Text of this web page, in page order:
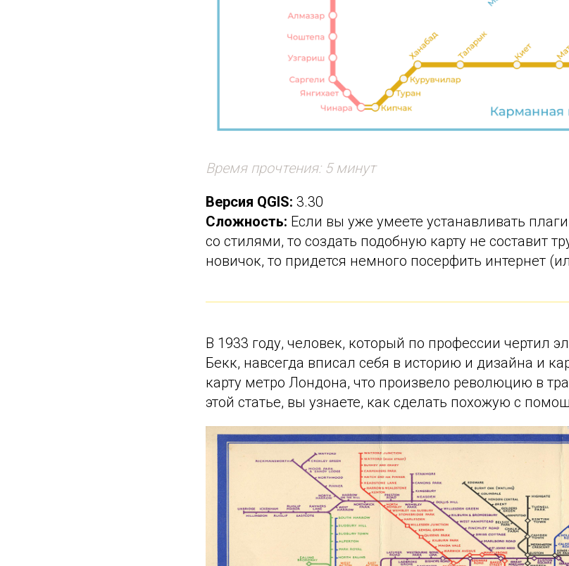
Время прочтения: 5 минут
Версия QGIS: 3.30
Сложность: Если вы уже умеете устанавливать
со стилями, то создать подобную карту не составит
новичок, то придется немного посерфить интернет
В 1933 году, человек, который по профессии чертил
Бекк, навсегда вписал себя в историю и дизайна и
карту метро Лондона, что произвело революцию в
этой статье, вы узнаете, как сделать похожую с